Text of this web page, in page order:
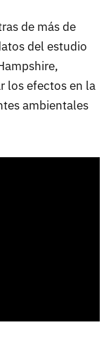
de más de
del estudio
los efectos en la
ambientales